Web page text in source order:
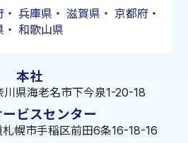
・ 兵庫県 ・ 滋賀県 ・ 京都府 ・
・ 和歌山県
本社
県海老名市下今泉1-20-18
ビスセンター
幌市手稲区前田6条16-18-16